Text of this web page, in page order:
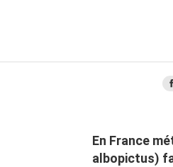
En France
albopictus)